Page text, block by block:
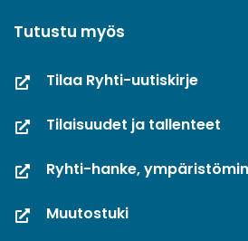
Tutustu myös
Tilaa Ryhti-uutiskirje
Tilaisuudet ja tallenteet
Ryhti-hanke,
Muutostuki